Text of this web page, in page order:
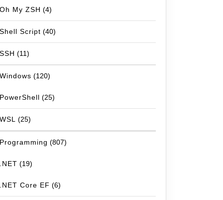
Oh My ZSH (4)
Shell Script (40)
SSH (11)
Windows (120)
PowerShell (25)
WSL (25)
Programming (807)
.NET (19)
.NET Core EF (6)